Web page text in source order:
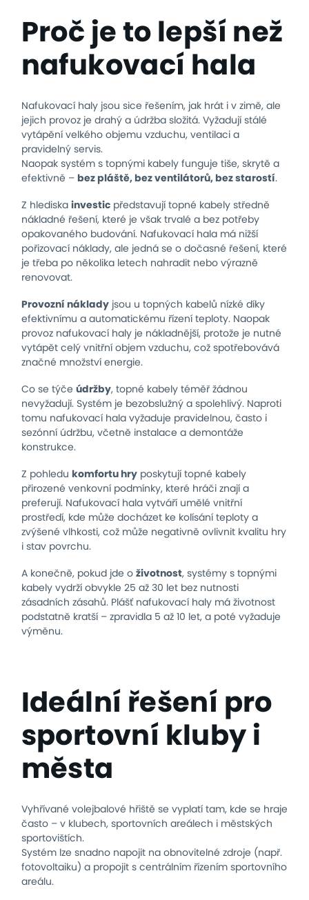
Proč je to lepší než
nafukovací hala
Nafukovací haly jsou sice řešením, jak hrát i v zimě, ale
jejich provoz je drahý a údržba složitá. Vyžadují stálé
vytápění velkého objemu vzduchu, ventilaci a
pravidelný servis.
Naopak systém s topnými kabely funguje tiše, skrytě a
efektivně – bez pláště, bez ventilátorů, bez starostí.
Z hlediska investicpředstavují topné kabely středně
nákladné řešení, které je však trvalé a bez potřeby
opakovaného budování. Nafukovací hala má nižší
pořizovací náklady, ale jedná se o dočasné řešení, které
je třeba po několika letech nahradit nebo výrazně
renovovat.
Provozní nákladyjsou u topných kabelů nízké díky
efektivnímu a automatickému řízení teploty. Naopak
provoz nafukovací haly je nákladnější, protože je nutné
vytápět celý vnitřní objem vzduchu, což spotřebovává
značné množství energie.
Co se týče údržby, topné kabely téměř žádnou
nevyžadují. Systém je bezobslužný a spolehlivý. Naproti
tomu nafukovací hala vyžaduje pravidelnou, často i
sezónní údržbu, včetně instalace a demontáže
konstrukce.
Z pohledu komfortu hryposkytují topné kabely
přirozené venkovní podmínky, které hráči znají a
preferují. Nafukovací hala vytváří umělé vnitřní
prostředí, kde může docházet ke kolísání teploty a
zvýšené vlhkosti, což může negativně ovlivnit kvalitu hry
i stav povrchu.
A konečně, pokud jde o životnost, systémy s topnými
kabely vydrží obvykle 25 až 30 let bez nutnosti
zásadních zásahů. Plášť nafukovací haly má životnost
podstatně kratší – zpravidla 5 až 10 let, a poté vyžaduje
výměnu.
Ideální řešení pro
sportovní kluby i
města
Vyhřívané volejbalové hřiště se vyplatí tam, kde se hraje
často – v klubech, sportovních areálech i městských
sportovištích.
Systém lze snadno napojit na obnovitelné zdroje (např.
fotovoltaiku) a propojit s centrálním řízením sportovního
areálu.